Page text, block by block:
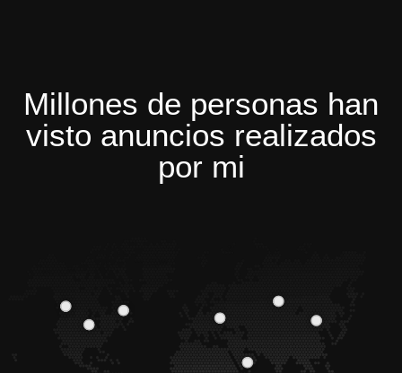
Millones de personas han
visto anuncios realizados
por mi